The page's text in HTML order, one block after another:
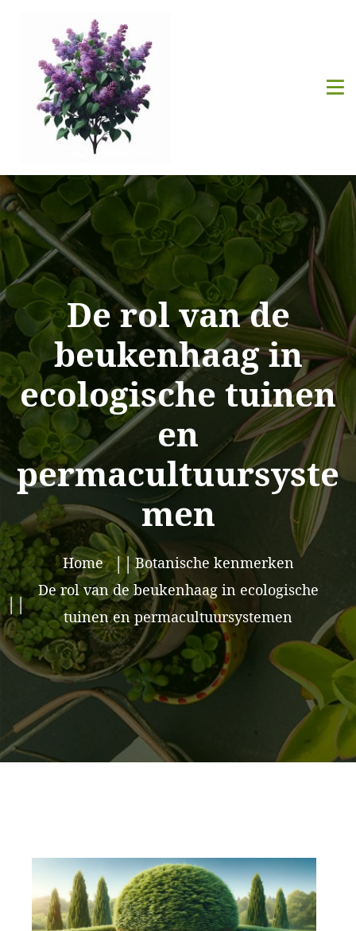
De rol van de
beukenhaag in
ecologische tuinen
en
permacultuursyste
men
Home
Botanische kenmerken
De rol van de beukenhaag in ecologische
tuinen en permacultuursystemen